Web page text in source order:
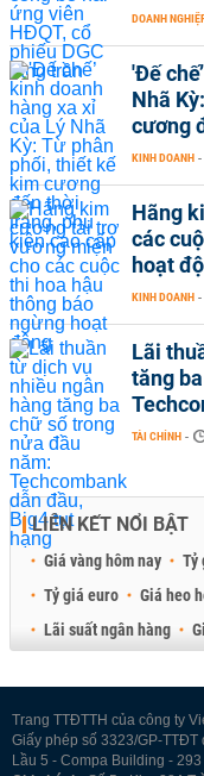
DOANH
'Đế
Nhã
cương
KINH DOANH -
Hãng
các
hoạt
KINH DOANH -
Lãi
tăng
TÀI CHÍNH -
LIÊN KẾT NỔI BẬT
Giá vàng hôm nay Tỷ
Tỷ giá euro
Giá heo
Lãi suất ngân hàng
Trang TTĐTTH của công ty
Giấy phép số 3323/GP-TTĐT
Lầu 5 - Compa Building -